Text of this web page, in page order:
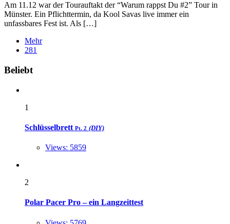
Am 11.12 war der Tourauftakt der “Warum rappst Du #2” Tour in
Münster. Ein Pflichttermin, da Kool Savas live immer ein
unfassbares Fest ist. Als […]
Mehr
281
Widgets
Beliebt
1
Schlüsselbrett Pt. 2 (DIY)
Views: 5859
2
Polar Pacer Pro – ein Langzeittest